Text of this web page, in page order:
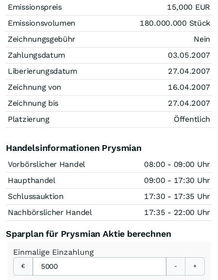
Emissionspreis 15,000 EUR
Emissionsvolumen
180.000.000 Stück
Zeichnungsgebühr
Nein
Zahlungsdatum
03.05.2007
Liberierungsdatum
27.04.2007
Zeichnung von
16.04.2007
Zeichnung bis
27.04.2007
Platzierung
Öffentlich
Handelsinformationen Prysmian
Vorbörslicher Handel
08:00 - 09:00 Uhr
Haupthandel
09:00 - 17:30 Uhr
Schlussauktion
17:30 - 17:35 Uhr
Nachbörslicher Handel
17:35 - 22:00 Uhr
Sparplan für Prysmian Aktie berechnen
Einmalige Einzahlung
€ - +